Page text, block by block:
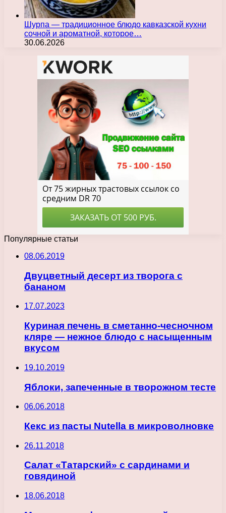
Шурпа — традиционное блюдо кавказской кухни
сочной и ароматной, которое…
30.06.2026
Популярные статьи
08.06.2019
Двуцветный десерт из творога с
бананом
17.07.2023
Куриная печень в сметанно-чесночном
кляре — нежное блюдо с насыщенным
вкусом
19.10.2019
Яблоки, запеченные в творожном тесте
06.06.2018
Кекс из пасты Nutella в микроволновке
26.11.2018
Салат «Татарский» с сардинами и
говядиной
18.06.2018